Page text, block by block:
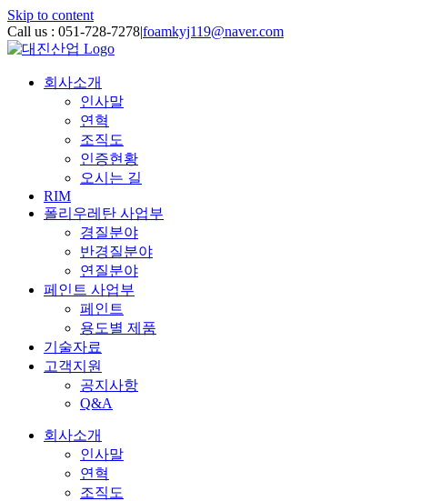
Skip to content
Call us : 051-728-7278|foamkyj119@naver.com
회사소개
인사말
연혁
조직도
인증현황
오시는 길
RIM
폴리우레탄 사업부
경질분야
반경질분야
연질분야
페인트 사업부
페인트
용도별 제품
기술자료
고객지원
공지사항
Q&A
회사소개
인사말
연혁
조직도